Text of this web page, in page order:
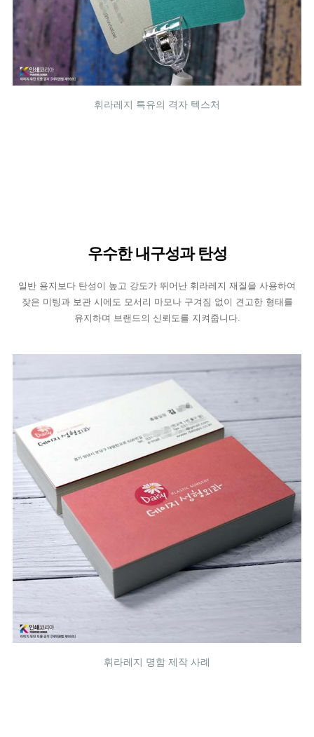
휘라레지 특유의 격자 텍스처
우수한 내구성과 탄성
일반 용지보다 탄성이 높고 강도가 뛰어난 휘라레지 재질을 사용하여
잦은 미팅과 보관 시에도 모서리 마모나 구겨짐 없이 견고한 형태를
유지하며 브랜드의 신뢰도를 지켜줍니다.
휘라레지 명함 제작 사례